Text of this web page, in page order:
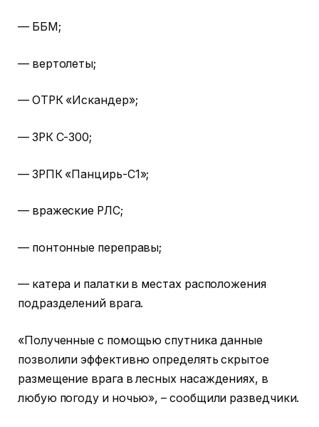
— ББМ;
— вертолеты;
— ОТРК «Искандер»;
— ЗРК С-300;
— ЗРПК «Панцирь-С1»;
— вражеские РЛС;
— понтонные переправы;
— катера и палатки в местах расположения
подразделений врага.
«Полученные с помощью спутника данные
позволили эффективно определять скрытое
размещение врага в лесных насаждениях, в
любую погоду и ночью», – сообщили разведчики.